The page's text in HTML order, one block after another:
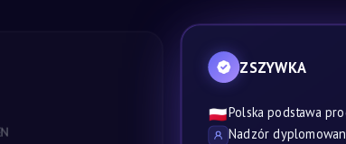
ZSZYWKA
🇵🇱Polska podstawa
Nadzór